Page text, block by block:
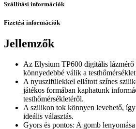
Szállítási információk
Fizetési információk
Jellemzők
Az Elysium TP600 digitális lázmérő
könnyedebbé válik a
A nyuszifülekkel ellátott színes
játékos formában kaphatunk
testhőmérsékletéről.
A szilikon tok könnyen levehető,
ideális választás.
Gyors és pontos: A gomb